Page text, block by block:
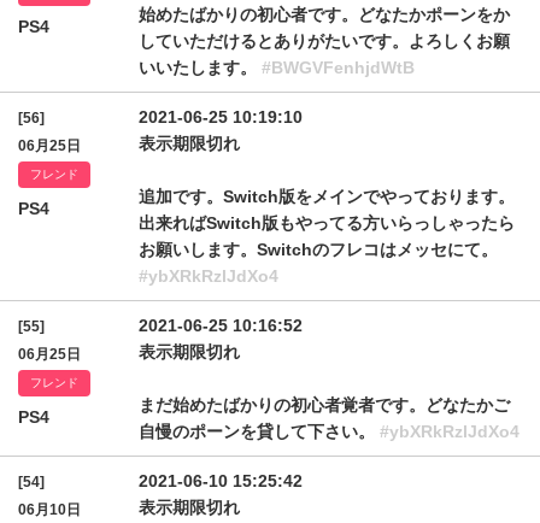
PS4
始めたばかりの初心者です。どなたかポーンをか
していただけるとありがたいです。よろしくお願
いいたします。 #BWGVFenhjdWtB
[56]
06月25日
フレンド
PS4
2021-06-25 10:19:10
表示期限切れ
追加です。Switch版をメインでやっております。
出来ればSwitch版もやってる方いらっしゃったら
お願いします。Switchのフレコはメッセにて。
#ybXRkRzlJdXo4
[55]
06月25日
フレンド
PS4
2021-06-25 10:16:52
表示期限切れ
まだ始めたばかりの初心者覚者です。どなたかご
自慢のポーンを貸して下さい。 #ybXRkRzlJdXo4
[54]
06月10日
2021-06-10 15:25:42
表示期限切れ